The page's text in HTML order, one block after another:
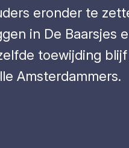
eronder te
in De Baarsjes
toewijding
Amsterdammers.